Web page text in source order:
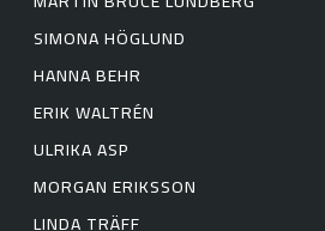
SIMONA HÖGLUND
HANNA BEHR
ERIK WALTRÉN
ULRIKA ASP
MORGAN ERIKSSON
LINDA TRÄFF